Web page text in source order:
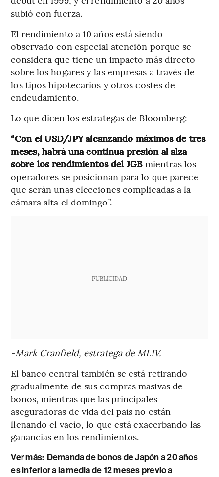
subió con fuerza.
El rendimiento a 10 años está siendo
observado con especial atención porque se
considera que tiene un impacto más directo
sobre los hogares y las empresas a través de
los tipos hipotecarios y otros costes de
endeudamiento.
Lo que dicen los estrategas de Bloomberg:
“Con el USD/JPY alcanzando máximos de tres
meses, habrá una continua presión al alza
sobre los rendimientos del JGB mientras los
operadores se posicionan para lo que parece
que serán unas elecciones complicadas a la
cámara alta el domingo”.
PUBLICIDAD
-Mark Cranfield, estratega de MLIV.
El banco central también se está retirando
gradualmente de sus compras masivas de
bonos, mientras que las principales
aseguradoras de vida del país no están
llenando el vacío, lo que está exacerbando las
ganancias en los rendimientos.
Ver más: Demanda de bonos de Japón a 20 años
es inferior a la media de 12 meses previo a